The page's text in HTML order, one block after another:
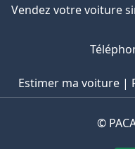
Vendez votre voiture
Estimer ma voiture |
©